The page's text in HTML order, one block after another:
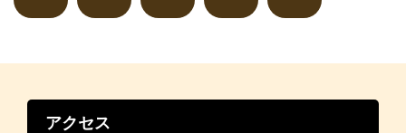
の
ジ
り
アクセス